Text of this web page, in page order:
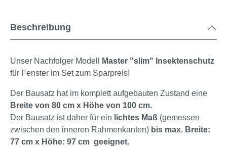
Beschreibung
Unser Nachfolger Modell Master "slim" Insektenschutz
für Fenster im Set zum Sparpreis!
Der Bausatz hat im komplett aufgebauten Zustand eine
Breite von 80 cm x Höhe von 100 cm.
Der Bausatz ist daher für ein lichtes Maß (gemessen
zwischen den inneren Rahmenkanten) bis max. Breite:
77 cm x Höhe: 97 cm geeignet.